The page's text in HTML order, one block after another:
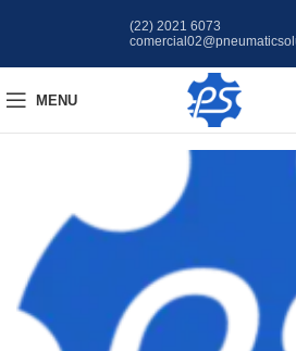
(22) 2021 6073
MENU